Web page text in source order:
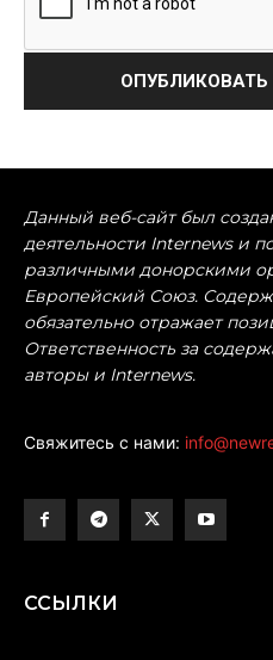
Данный веб-сайт был
деятельности Internews и
различными донорскими
Европейский Союз.
обязательно отражает
Ответственность за
авторы и Internews.
Свяжитесь с нами:
ССЫЛКИ